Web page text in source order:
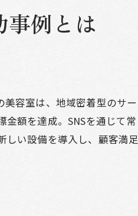
事例とは
容室は、地域密着型のサー
額を達成。SNSを通じて常
しい設備を導入し、顧客満足